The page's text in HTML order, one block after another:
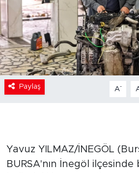
Paylaş A-
Yavuz YILMAZ/İNEGÖL
BURSA'nın İnegöl